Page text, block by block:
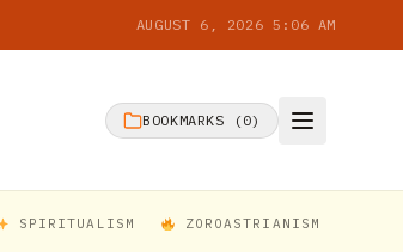
AUGUST 6, 2026 5:06 AM
BOOKMARKS ( 0)
SPIRITUALISM ZOROASTRIANISM